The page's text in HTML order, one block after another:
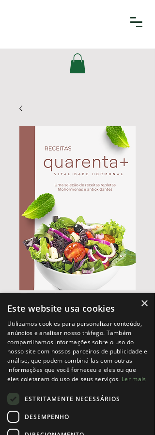
E-book de receitas
Quarenta + |
Vitalidade Hormonal
10,00 €Preço
Adicionar ao carrinho
Prepare-se para embarcar numa
jornada culinária que não apenas
×
Este website usa cookies
Utilizamos cookies para personalizar conteúdo,
anúncios e analisar nosso tráfego. Também
compartilhamos informações sobre o uso do
nosso site com nossos parceiros de publicidade e
análise, que podem combiná-las com outras
informações que você forneceu a eles ou que
eles coletaram do uso de seus serviços. Ler mais
ESTRITAMENTE NECESSÁRIOS
DESEMPENHO